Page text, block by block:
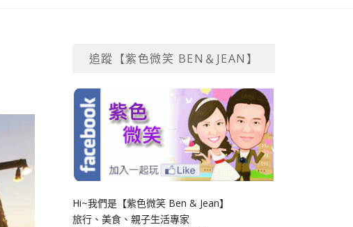
追蹤【紫色微笑 BEN＆JEAN】
Hi~我們是【紫色微笑 Ben & Jean】
旅行、美食、親子生活專家